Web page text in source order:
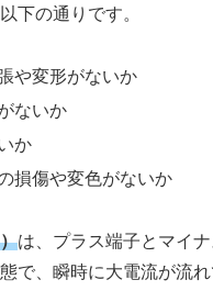
下の通りです。
や変形がないか
ないか
か
損傷や変色がないか
は、プラス端子とマイ
で、瞬時に大電流が流